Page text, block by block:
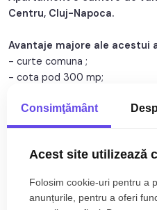
Centru, Cluj-Napoca.
Avantaje majore ale acestui
- curte comuna ;
- cota pod 300 mp;
TABOO Imobiliare propune un
camere, decomandat, situat in
inaltime pe Parter + 2 Etaje;
Apartamentul este
Citește mai mult
Consimţământ
Acest site utilizează
Folosim cookie-uri pentru a
anunțurile, pentru a oferi